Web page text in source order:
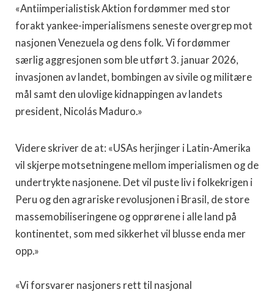
«Antiimperialistisk Aktion fordømmer med stor
forakt yankee-imperialismens seneste overgrep mot
nasjonen Venezuela og dens folk. Vi fordømmer
særlig aggresjonen som ble utført 3. januar 2026,
invasjonen av landet, bombingen av sivile og militære
mål samt den ulovlige kidnappingen av landets
president, Nicolás Maduro.»
Videre skriver de at: «USAs herjinger i Latin-Amerika
vil skjerpe motsetningene mellom imperialismen og de
undertrykte nasjonene. Det vil puste liv i folkekrigen i
Peru og den agrariske revolusjonen i Brasil, de store
massemobiliseringene og opprørene i alle land på
kontinentet, som med sikkerhet vil blusse enda mer
opp.»
«Vi forsvarer nasjoners rett til nasjonal